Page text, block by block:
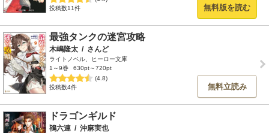
投稿数11件
無料版を読む
最強タンクの迷宮攻略
木嶋隆太 / さんど
ライトノベル、ヒーロー文庫
1～9巻
630pt～720pt
(4.8)
投稿数4件
無料立読み
ドラゴンギルド
鴇六連 / 沖麻実也